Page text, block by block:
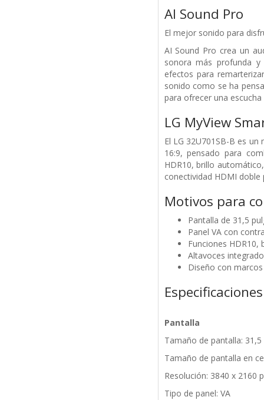
AI Sound Pro
El mejor sonido para
AI Sound Pro crea un
sonora más profunda y
efectos para
sonido como se ha
para ofrecer una
LG MyView
El LG 32U701SB-B es
16:9, pensado para
HDR10, brillo
conectividad HDMI
Motivos para
Pantalla de 31,5
Panel VA con
Funciones
Altavoces
Diseño con
Especificaciones
Pantalla
Tamaño de pantalla: 31,5
Tamaño de pantalla en
Resolución: 3840 x 2160
Tipo de panel: VA